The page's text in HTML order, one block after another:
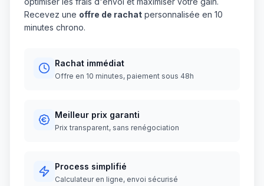
Recevez une offre de rachat personnalisée en 10
minutes chrono.
Rachat immédiat
Offre en 10 minutes, paiement sous 48h
Meilleur prix garanti
Prix transparent, sans renégociation
Process simplifié
Calculateur en ligne, envoi sécurisé